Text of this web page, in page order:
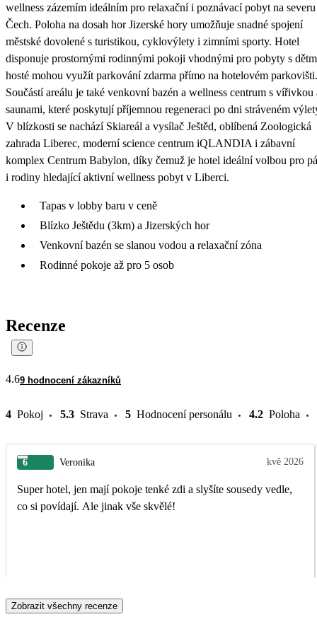
wellness zázemím ideálním pro relaxační i poznávací pobyt na severu
Čech. Poloha na dosah hor Jizerské hory umožňuje snadné spojení
městské dovolené s turistikou, cyklovýlety i zimními sporty. Hotel
disponuje prostornými rodinnými pokoji vhodnými pro pobyty s
hosté mohou využít parkování zdarma přímo na hotelovém parkovišti.
Součástí areálu je také venkovní bazén a wellness centrum s vířivkou
saunami, které poskytují příjemnou regeneraci po dni stráveném
V blízkosti se nachází Skiareál a vysílač Ještěd, oblíbená Zoologická
zahrada Liberec, moderní science centrum iQLANDIA i zábavní
komplex Centrum Babylon, díky čemuž je hotel ideální volbou pro
i rodiny hledající aktivní wellness pobyt v Liberci.
Tapas v lobby baru v ceně
Blízko Ještědu (3km) a Jizerských hor
Venkovní bazén se slanou vodou a relaxační zóna
Rodinné pokoje až pro 5 osob
Recenze
4.69 hodnocení zákazníků
4 Pokoj 5.3 Strava 5 Hodnocení personálu 4.2 Poloha
6 Veronika kvě 2026
Super hotel, jen mají pokoje tenké zdi a slyšíte sousedy vedle,
co si povídají. Ale jinak vše skvělé!
Zobrazit všechny recenze